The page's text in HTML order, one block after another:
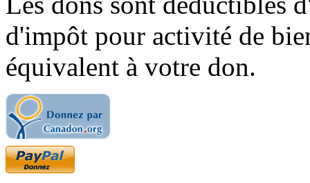
d'impôt pour activité de
équivalent à votre don.